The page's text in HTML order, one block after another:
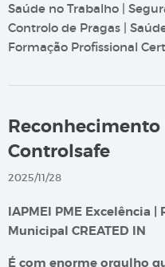
Saúde no Trabalho |
Controlo de Pragas |
Formação Profissional
Controlsafe
2025/11/28
IAPMEI PME Excelência
Municipal CREATED IN
É com enorme orgulho